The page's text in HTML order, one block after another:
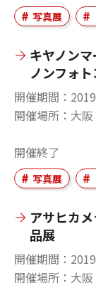
写真展
キヤノン
ノンフォ
開催期間
開催場所
大阪
開催終了
写真展
アサヒカ
品展
開催期間
開催場所
大阪